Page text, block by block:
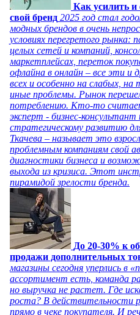
Как усилить и
свой бренд 2025 год стал
модных брендов в очень
условиях перегретого рынка:
целых сетей и компаний,
маркетплейсах, переток
офлайна в онлайн – все эти и
всех и особенно на слабых,
иные проблемы. Рынок
потреблению. Кто-то
эксперт - бизнес-
стратегическому развитию
Ткачева – называет это
проблемным компаниям свой
диагностики бизнеса и
выхода из кризиса. Этот
пирамидой зрелости бренда.
До 20-30% к
продажи дополнительных
магазины сегодня уперлись в
ассортимент есть, команда
но выручка не растет. Где
роста? В действительности
прямо в чеке покупателя. И